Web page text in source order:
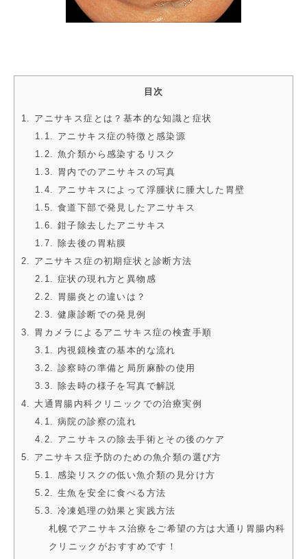
目次
1. アニサキス症とは？基本的な知識と症状
1.1. アニサキス症の特徴と感染源
1.2. 魚介類から感染するリスク
1.3. 胃内でのアニサキスの写真
1.4. アニサキスによって浮腫状に腫大した胃壁
1.5. 食道下部で発見したアニサキス
1.6. 鉗子除去したアニサキス
1.7. 除去後の胃粘膜
2. アニサキス症の初期症状と診断方法
2.1. 症状の現れ方と異物感
2.2. 胃腸炎との違いは？
2.3. 健康診断での発見例
3. 胃カメラによるアニサキス症の検査手順
3.1. 内視鏡検査の基本的な流れ
3.2. 診察時の準備と局所麻酔の使用
3.3. 除去時の様子を写真で解説
4. 大通胃腸内科クリニックでの治療実例
4.1. 病院の診察の流れ
4.2. アニサキスの除去手術とその後のケア
5. アニサキス症予防のための魚介類の選び方
5.1. 感染リスクの低い魚介類の見分け方
5.2. 生魚を安全に食べる方法
5.3. 冷凍処理の効果と実践方法
札幌でアニサキス治療をご希望の方は大通り胃腸内科
クリニックがおすすめです！